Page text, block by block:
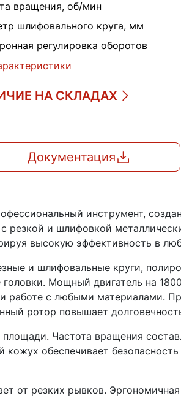
вращения, об/мин
шлифовального круга, мм
регулировка оборотов
НА СКЛАДАХ
Документация
инструмент,
резкой и шлифовкой
высокую эффективность в
и шлифовальные круги,
Мощный двигатель на
работе с любыми материалами.
ротор повышает
Частота вращения
обеспечивает
от резких рывков.